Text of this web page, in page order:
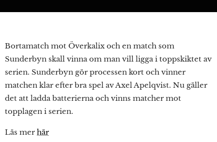
Bortamatch mot Överkalix och en match som
Sunderbyn skall vinna om man vill ligga i toppskiktet av
serien. Sunderbyn gör processen kort och vinner
matchen klar efter bra spel av Axel Apelqvist. Nu gäller
det att ladda batterierna och vinns matcher mot
topplagen i serien.
Läs mer här